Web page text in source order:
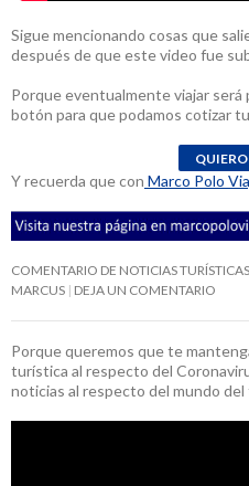
Sigue mencionando cosas que
después de que este video fue
Porque eventualmente viajar será
botón para que podamos cotizar
Y recuerda que con Marco Polo
COMENTARIO DE NOTICIAS
MARCUS DEJA UN COMENTARIO
Porque queremos que te
turística al respecto del
noticias al respecto del mundo